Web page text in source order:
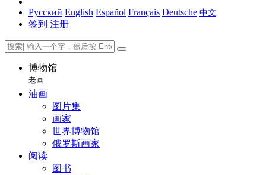
Русский English Español Français Deutsche 中文
签到 注册
博物馆
老画
油画
图片集
画家
世界博物馆
俄罗斯画家
阅读
图书